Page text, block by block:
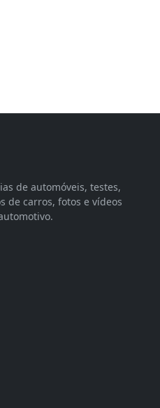
de automóveis, testes,
de carros, fotos e vídeos